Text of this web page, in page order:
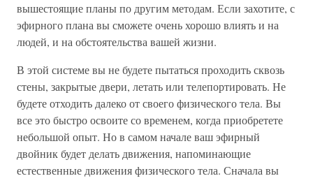
вышестоящие планы по другим методам. Если захотите, с
эфирного плана вы сможете очень хорошо влиять и на
людей, и на обстоятельства вашей жизни.
В этой системе вы не будете пытаться проходить сквозь
стены, закрытые двери, летать или телепортировать. Не
будете отходить далеко от своего физического тела. Вы
все это быстро освоите со временем, когда приобретете
небольшой опыт. Но в самом начале ваш эфирный
двойник будет делать движения, напоминающие
естественные движения физического тела. Сначала вы